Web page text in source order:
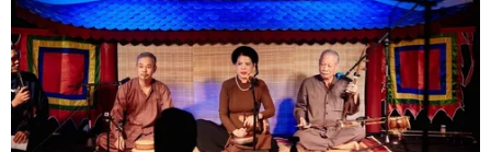
Lan "thắng như chẻ tre", thách thức
tuyển Việt Nam
05/08/2026 07:15
Nhận định Philippines vs